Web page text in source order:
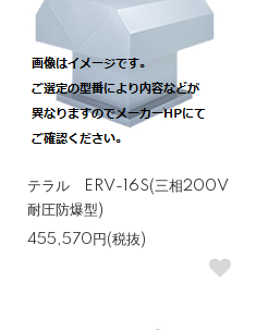
テラル ERV-16S(三相200V
耐圧防爆型)
455,570円(税抜)